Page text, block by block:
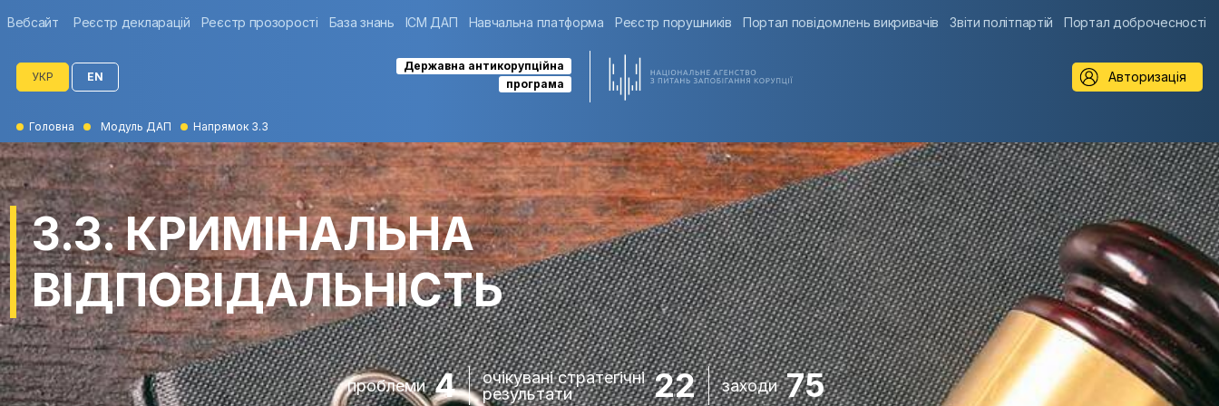
Вебсайт Реєстр декларацій Реєстр прозорості База знань ІСМ ДАП Навчальна платформа Реєстр порушників Портал повідомлень викривачів Звіти політпартій Портал доброчесності
УКР EN
Державна антикорупційна
програма
Авторизація
Головна Модуль ДАП Напрямок 3.3
3.3. КРИМІНАЛЬНА
ВІДПОВІДАЛЬНІСТЬ
проблеми 4
очікувані стратегічні
результати
22 заходи 75